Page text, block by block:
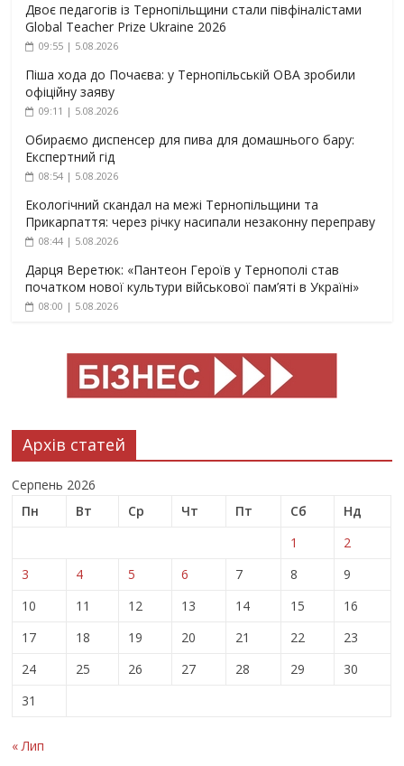
Двоє педагогів із Тернопільщини стали півфіналістами
Global Teacher Prize Ukraine 2026
09:55 | 5.08.2026
Піша хода до Почаєва: у Тернопільській ОВА зробили
офіційну заяву
09:11 | 5.08.2026
Обираємо диспенсер для пива для домашнього бару:
Експертний гід
08:54 | 5.08.2026
Екологічний скандал на межі Тернопільщини та
Прикарпаття: через річку насипали незаконну переправу
08:44 | 5.08.2026
Дарця Веретюк: «Пантеон Героїв у Тернополі став
початком нової культури військової пам’яті в Україні»
08:00 | 5.08.2026
Архів статей
Серпень 2026
Пн
Вт Ср Чт Пт Сб
Нд
1
2
3
4 5 6 7 8
9
10
11 12 13 14 15
16
17
18 19 20 21 22
23
24
25 26 27 28 29
30
31
« Лип